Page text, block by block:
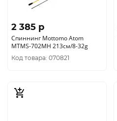
2 385 p
Спиннинг Mottomo Atom
MTMS-702MH 213см/8-32g
Код товара: 070821